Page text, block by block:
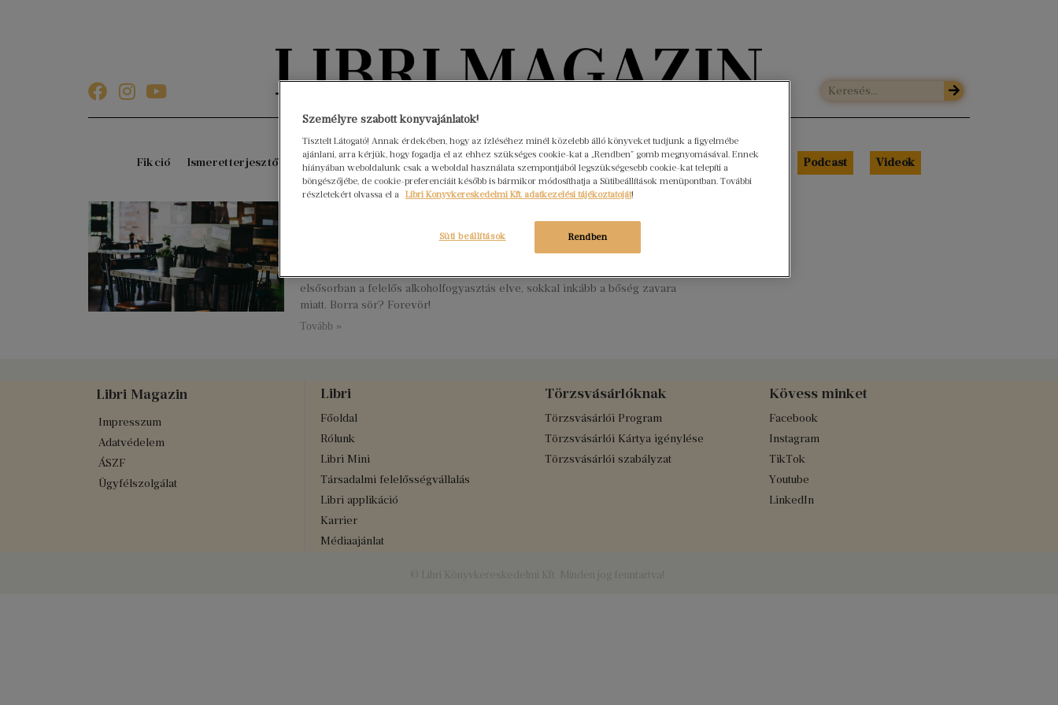
Könyvektől az olvasókig
Fikció Ismeretterjesztő Gyerekkönyvek Interjúk Beleolvasó A hónap könyvei HÍREK Libri Portré Podcast Videók
köteteket ajánlunk
elsősorban a felelős alkoholfogyasztás elve, sokkal inkább a bőség zavara
miatt. Borra sör? Forevör!
Tovább »
Libri Magazin
Impresszum
Adatvédelem
ÁSZF
Ügyfélszolgálat
Libri
Főoldal
Rólunk
Libri Mini
Társadalmi felelősségvállalás
Libri applikáció
Karrier
Médiaajánlat
Törzsvásárlóknak
Törzsvásárlói Program
Törzsvásárlói Kártya igénylése
Törzsvásárlói szabályzat
Kövess minket
Facebook
Instagram
TikTok
Youtube
LinkedIn
Személyre szabott könyvajánlatok!
Tisztelt Látogató! Annak érdekében, hogy az ízléséhez minél közelebb álló könyveket tudjunk a figyelmébe
ajánlani, arra kérjük, hogy fogadja el az ehhez szükséges cookie-kat a „Rendben” gomb megnyomásával. Ennek
hiányában weboldalunk csak a weboldal használata szempontjából legszükségesebb cookie-kat telepíti a
böngészőjébe, de cookie-preferenciáit később is bármikor módosíthatja a Sütibeállítások menüpontban. További
részletekért olvassa el a Libri Könyvkereskedelmi Kft. adatkezelési tájékoztatóját!
Rendben
Süti beállítások